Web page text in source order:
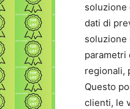
soluzione
dati di
soluzione
parametri
regionali,
Questo
clienti, le